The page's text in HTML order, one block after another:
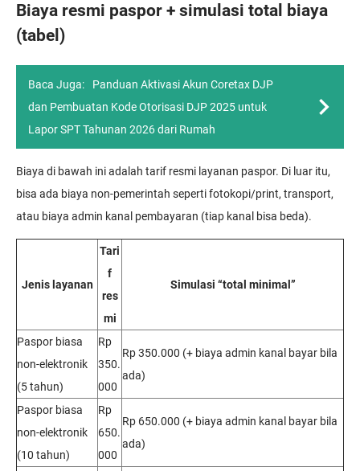
Biaya resmi paspor + simulasi total biaya
(tabel)
Baca Juga:
Panduan Aktivasi Akun Coretax DJP
dan Pembuatan Kode Otorisasi DJP 2025 untuk
Lapor SPT Tahunan 2026 dari Rumah
Biaya di bawah ini adalah tarif resmi layanan paspor. Di luar itu,
bisa ada biaya non-pemerintah seperti fotokopi/print, transport,
atau biaya admin kanal pembayaran (tiap kanal bisa beda).
Jenis layanan
Tari
f
res
mi
Simulasi “total minimal”
Paspor biasa
non-elektronik
(5 tahun)
Rp
350.
000
Rp 350.000 (+ biaya admin kanal bayar bila
ada)
Paspor biasa
non-elektronik
(10 tahun)
Rp
650.
000
Rp 650.000 (+ biaya admin kanal bayar bila
ada)